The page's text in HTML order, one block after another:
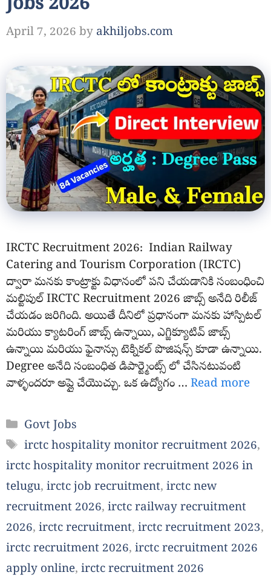
Jobs 2026
April 7, 2026 by akhiljobs.com
IRCTC Recruitment 2026: Indian Railway
Catering and Tourism Corporation (IRCTC)
ద్వారా మనకు కాంట్రాక్టు విధానంలో పని చేయడానికి సంబంధించి
మల్టిపుల్ IRCTC Recruitment 2026 జాబ్స్ అనేది రిలీజ్
చేయడం జరిగింది. అయితే దీనిలో ప్రధానంగా మనకు హాస్పిటల్
మరియు క్యాటరింగ్ జాబ్స్ ఉన్నాయి, ఎగ్జిక్యూటివ్ జాబ్స్
ఉన్నాయి మరియు ఫైనాన్సు టెక్నికల్ పొజిషన్స్ కూడా ఉన్నాయి.
Degree అనేది సంబంధిత డిపార్ట్మెంట్స్ లో చేసినటువంటి
వాళ్ళందరూ అప్లై చేయొచ్చు. ఒక ఉద్యోగం … Read more
Categories
Govt Jobs
Tags
irctc hospitality monitor recruitment 2026,
irctc hospitality monitor recruitment 2026 in
telugu, irctc job recruitment, irctc new
recruitment 2026, irctc railway recruitment
2026, irctc recruitment, irctc recruitment 2023,
irctc recruitment 2026, irctc recruitment 2026
apply online, irctc recruitment 2026